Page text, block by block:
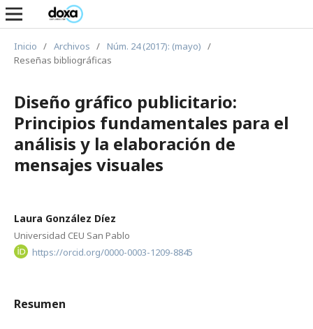
Inicio / Archivos / Núm. 24 (2017): (mayo) /
Reseñas bibliográficas
Diseño gráfico publicitario:
Principios fundamentales para el
análisis y la elaboración de
mensajes visuales
Laura González Díez
Universidad CEU San Pablo
https://orcid.org/0000-0003-1209-8845
Resumen